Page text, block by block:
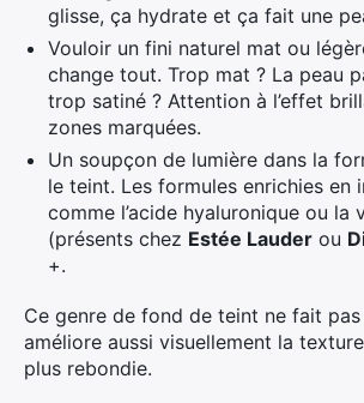
glisse, ça hydrate et ça fait une
Vouloir un fini naturel mat ou
change tout. Trop mat ? La peau
trop satiné ? Attention à l’effet
zones marquées.
Un soupçon de lumière dans la
le teint. Les formules enrichies en
comme l’acide hyaluronique ou la
(présents chez Estée Lauder ou
+.
Ce genre de fond de teint ne fait pas
améliore aussi visuellement la
plus rebondie.
Rechercher
: